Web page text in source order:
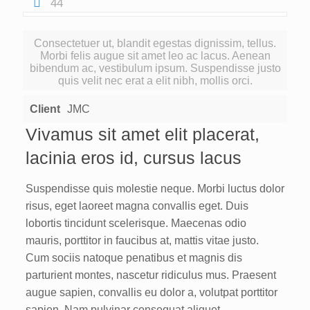
44
Consectetuer ut, blandit egestas dignissim, tellus.
Morbi felis augue sit amet leo ac lacus. Aenean
bibendum ac, vestibulum ipsum. Suspendisse justo
quis velit nec erat a elit nibh, mollis orci.
Client JMC
Vivamus sit amet elit placerat,
lacinia eros id, cursus lacus
Suspendisse quis molestie neque. Morbi luctus dolor
risus, eget laoreet magna convallis eget. Duis
lobortis tincidunt scelerisque. Maecenas odio
mauris, porttitor in faucibus at, mattis vitae justo.
Cum sociis natoque penatibus et magnis dis
parturient montes, nascetur ridiculus mus. Praesent
augue sapien, convallis eu dolor a, volutpat porttitor